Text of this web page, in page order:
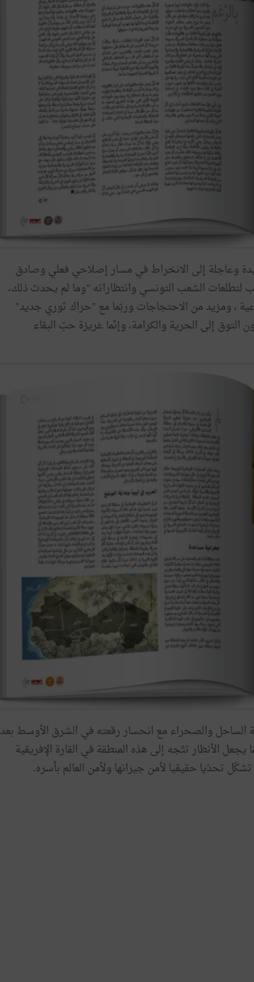
وعاجلة إلى الانخراط في مسار إصلاحي فعلي وصادق
الشعب التونسي وانتظاراته "وما لم يحدث ذلك،
، ومزيد من الاحتجاجات وربّما مع "حراك ثوري جديد"
لن يكون التوق إلى الحرية والكرامة، وإنّما غريزة حبّ البقاء
والصحراء مع انحسار رقعته في الشرق الأوسط بعد
الأنظار تتّجه إلى هذه المنطقة في القارة الإفريقية
تحدّيا حقيقيا لأمن جيرانها ولأمن العالم بأسره.